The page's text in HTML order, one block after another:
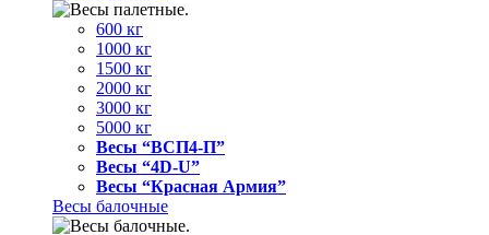
600 кг
1000 кг
1500 кг
2000 кг
3000 кг
5000 кг
Весы “ВСП4-П”
Весы “4D-U”
Весы “Красная Армия”
Весы балочные